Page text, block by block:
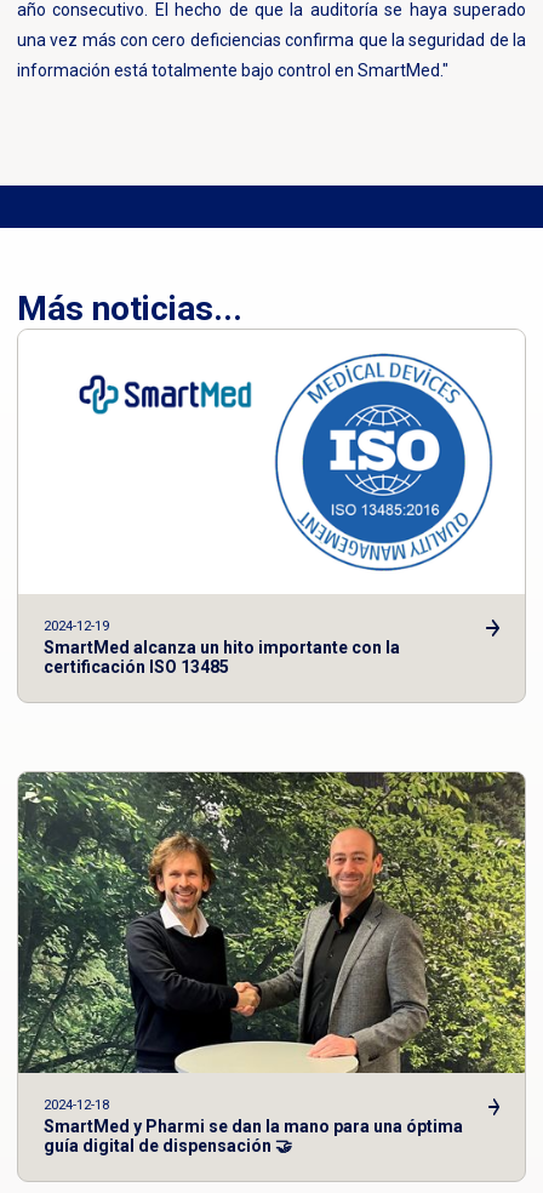
año consecutivo. El hecho de que la auditoría se haya superado
una vez más con cero deficiencias confirma que la seguridad de la
información está totalmente bajo control en SmartMed."
Más noticias...
2024-12-19
SmartMed alcanza un hito importante con la
certificación ISO 13485
2024-12-18
SmartMed y Pharmi se dan la mano para una óptima
guía digital de dispensación 🤝